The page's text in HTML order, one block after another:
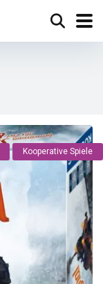
Kooperative Spiele